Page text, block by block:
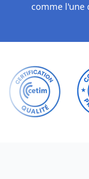
comme l'une